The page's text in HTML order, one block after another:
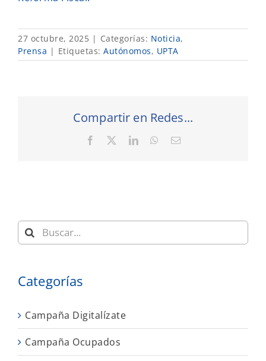
27 octubre, 2025 | Categorías: Noticia,
Prensa | Etiquetas: Autónomos, UPTA
Compartir en Redes...
Facebook LinkedInWhatsApp
Correo
Buscar:
Categorías
Campaña Digitalízate
Campaña Ocupados